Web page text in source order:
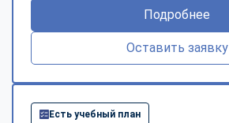
Подробнее
Оставить заявку
Есть учебный план